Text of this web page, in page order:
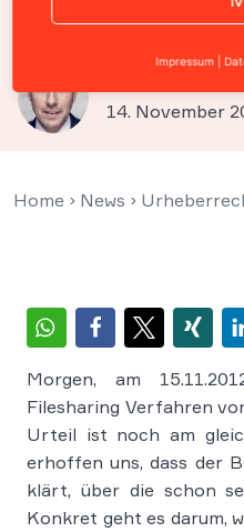
Facebook
14. November
Home › News ›
Morgen, am
Filesharing Verfahren
Urteil ist noch am
erhoffen uns, dass der
klärt, über die schon
Konkret geht es darum,
Impressum